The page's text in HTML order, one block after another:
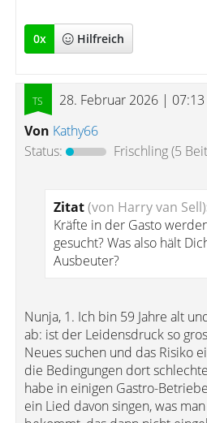
0x Hilfreich
28. Februar 2026 | 07:13
Von Kathy66
Status:
Frischling(5
Zitat(von Harry van Sell)
Kräfte in der Gasto
gesucht? Was also hält
Ausbeuter?
Nunja, 1. Ich bin 59 Jahre alt
ab: ist der Leidensdruck so
Neues suchen und das Risiko
die Bedingungen dort
habe in einigen Gastro-
ein Lied davon singen, was